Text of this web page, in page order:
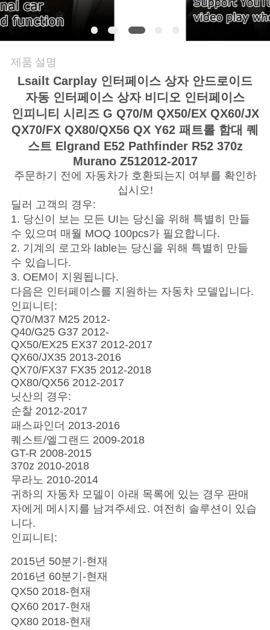
연
락
세
요
뉴
경
우
사
이
트
맵
PRIVACY
POLICY
제품 설명
Lsailt Carplay 인터페이스 상자 안드로이드
자동 인터페이스 상자 비디오 인터페이스
인피니티 시리즈 G Q70/M QX50/EX QX60/JX
QX70/FX QX80/QX56 QX Y62 패트롤 함대 퀘
스트 Elgrand E52 Pathfinder R52 370z
Murano Z512012-2017
주문하기 전에 자동차가 호환되는지 여부를 확인하
십시오!
딜러 고객의 경우:
1. 당신이 보는 모든 UI는 당신을 위해 특별히 만들
수 있으며 매월 MOQ 100pcs가 필요합니다.
2. 기계의 로고와 lable는 당신을 위해 특별히 만들
수 있습니다.
3. OEM이 지원됩니다.
다음은 인터페이스를 지원하는 자동차 모델입니다.
인피니티:
Q70/M37 M25 2012-
Q40/G25 G37 2012-
QX50/EX25 EX37 2012-2017
QX60/JX35 2013-2016
QX70/FX37 FX35 2012-2018
QX80/QX56 2012-2017
닛산의 경우:
순찰 2012-2017
패스파인더 2013-2016
퀘스트/엘그랜드 2009-2018
GT-R 2008-2015
370z 2010-2018
무라노 2010-2014
귀하의 자동차 모델이 아래 목록에 있는 경우 판매
자에게 메시지를 남겨주세요. 여전히 솔루션이 있습
니다.
인피니티:
2015년 50분기-현재
2016년 60분기-현재
QX50 2018-현재
QX60 2017-현재
QX80 2018-현재